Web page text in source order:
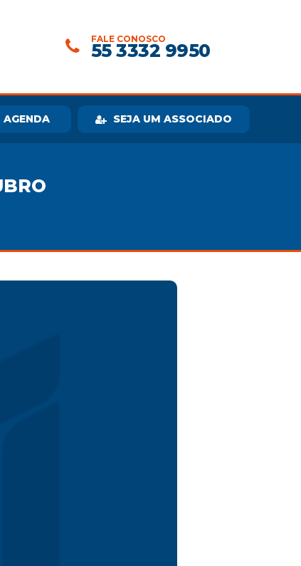
FALE CONOSCO
55 3332 9950
AGENDA SEJA UM ASSOCIADO